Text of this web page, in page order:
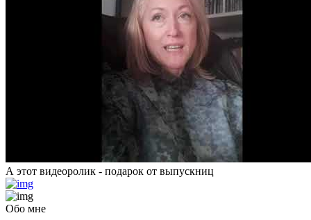
А этот видеоролик - подарок от выпускниц
Обо мне